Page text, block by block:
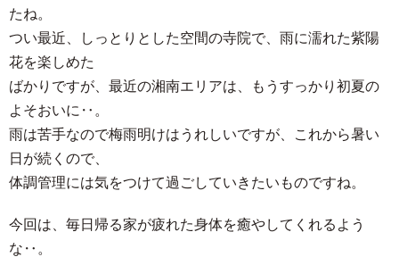
たね。
つい最近、しっとりとした空間の寺院で、雨に濡れた紫陽
花を楽しめた
ばかりですが、最近の湘南エリアは、もうすっかり初夏の
よそおいに‥。
雨は苦手なので梅雨明けはうれしいですが、これから暑い
日が続くので、
体調管理には気をつけて過ごしていきたいものですね。
今回は、毎日帰る家が疲れた身体を癒やしてくれるよう
な‥。